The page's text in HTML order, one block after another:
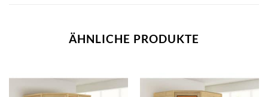
ÄHNLICHE PRODUKTE